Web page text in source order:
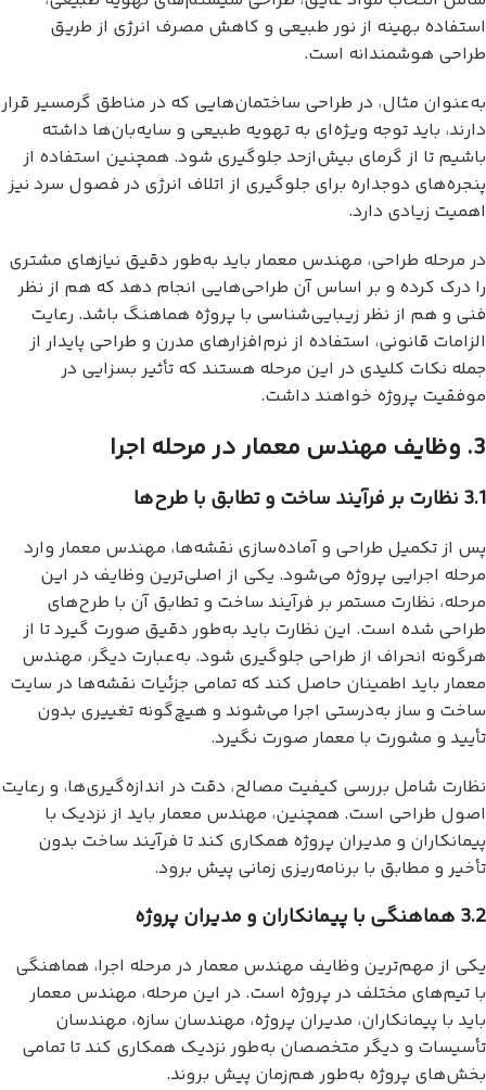
استفاده بهینه از نور طبیعی و کاهش مصرف انرژی از طریق
طراحی هوشمندانه است.
به‌عنوان مثال، در طراحی ساختمان‌هایی که در مناطق گرمسیر قرار
دارند، باید توجه ویژه‌ای به تهویه طبیعی و سایه‌بان‌ها داشته
باشیم تا از گرمای بیش‌ازحد جلوگیری شود. همچنین استفاده از
پنجره‌های دوجداره برای جلوگیری از اتلاف انرژی در فصول سرد نیز
اهمیت زیادی دارد.
در مرحله طراحی، مهندس معمار باید به‌طور دقیق نیازهای مشتری
را درک کرده و بر اساس آن طراحی‌هایی انجام دهد که هم از نظر
فنی و هم از نظر زیبایی‌شناسی با پروژه هماهنگ باشد. رعایت
الزامات قانونی، استفاده از نرم‌افزارهای مدرن و طراحی پایدار از
جمله نکات کلیدی در این مرحله هستند که تأثیر بسزایی در
موفقیت پروژه خواهند داشت.
3. وظایف مهندس معمار در مرحله اجرا
3.1 نظارت بر فرآیند ساخت و تطابق با طرح‌ها
پس از تکمیل طراحی و آماده‌سازی نقشه‌ها، مهندس معمار وارد
مرحله اجرایی پروژه می‌شود. یکی از اصلی‌ترین وظایف در این
مرحله، نظارت مستمر بر فرآیند ساخت و تطابق آن با طرح‌های
طراحی شده است. این نظارت باید به‌طور دقیق صورت گیرد تا از
هرگونه انحراف از طراحی جلوگیری شود. به‌عبارت دیگر، مهندس
معمار باید اطمینان حاصل کند که تمامی جزئیات نقشه‌ها در سایت
ساخت و ساز به‌درستی اجرا می‌شوند و هیچ‌گونه تغییری بدون
تأیید و مشورت با معمار صورت نگیرد.
نظارت شامل بررسی کیفیت مصالح، دقت در اندازه‌گیری‌ها، و رعایت
اصول طراحی است. همچنین، مهندس معمار باید از نزدیک با
پیمانکاران و مدیران پروژه همکاری کند تا فرآیند ساخت بدون
تأخیر و مطابق با برنامه‌ریزی زمانی پیش برود.
3.2 هماهنگی با پیمانکاران و مدیران پروژه
یکی از مهم‌ترین وظایف مهندس معمار در مرحله اجرا، هماهنگی
با تیم‌های مختلف در پروژه است. در این مرحله، مهندس معمار
باید با پیمانکاران، مدیران پروژه، مهندسان سازه، مهندسان
تأسیسات و دیگر متخصصان به‌طور نزدیک همکاری کند تا تمامی
بخش‌های پروژه به‌طور هم‌زمان پیش بروند.